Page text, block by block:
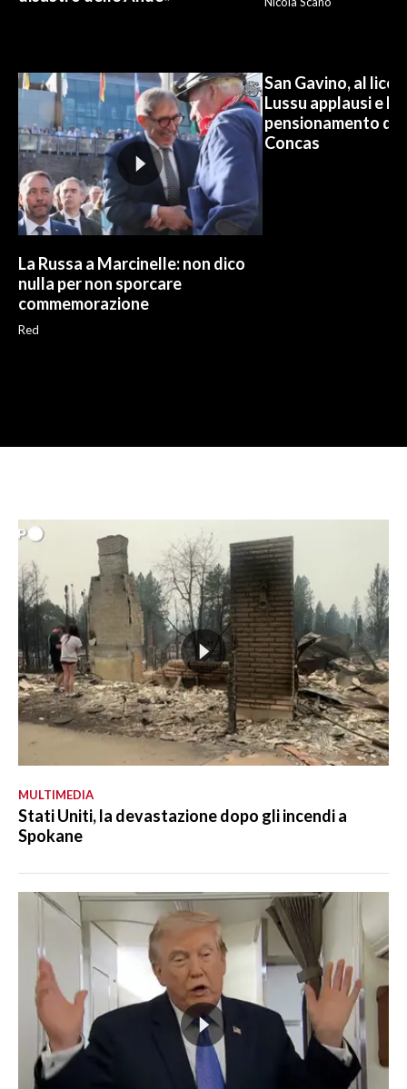
La Russa a Marcinelle: non dico
nulla per non sporcare
commemorazione
Red
San Gavino, al
Lussu applausi e
pensionamento
Concas
MULTIMEDIA
Stati Uniti, la devastazione dopo gli incendi a
Spokane